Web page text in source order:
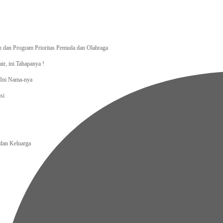
Program Prioritas Pemuda dan Olahraga
ini Tahapanya !
Nama-nya
Keluarga